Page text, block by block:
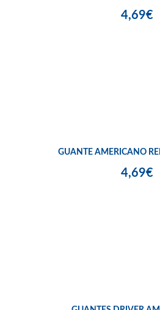
4,69€
GUANTE AMERICANO
4,69€